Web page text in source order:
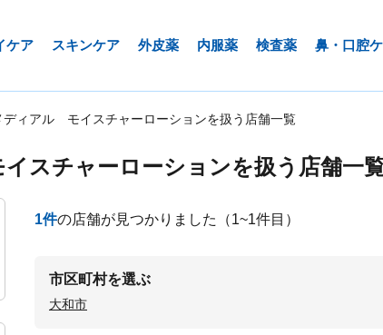
ケア スキンケア 外皮薬 内服薬 検査薬 鼻・口腔
ディアル モイスチャーローションを扱う店舗一覧
スチャーローションを扱う店舗一
1件の店舗が見つかりました （1~1件目）
市区町村を選ぶ
大和市